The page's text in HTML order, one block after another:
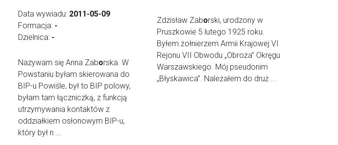
Data wywiadu: 2011-05-09
Formacja: -
Dzielnica: -
Nazywam się Anna Zaborska. W
Powstaniu byłam skierowana do
BIP-u Powiśle, był to BIP polowy,
byłam tam łączniczką, z funkcją
utrzymywania kontaktów z
oddziałkiem osłonowym BIP-u,
który był n ...
Zdzisław Zaborski, urodzony w
Pruszkowie 5 lutego 1925 roku.
Byłem żołnierzem Armii Krajowej VI
Rejonu VII Obwodu „Obroża” Okręgu
Warszawskiego. Mój pseudonim
„Błyskawica”. Należałem do druż ...